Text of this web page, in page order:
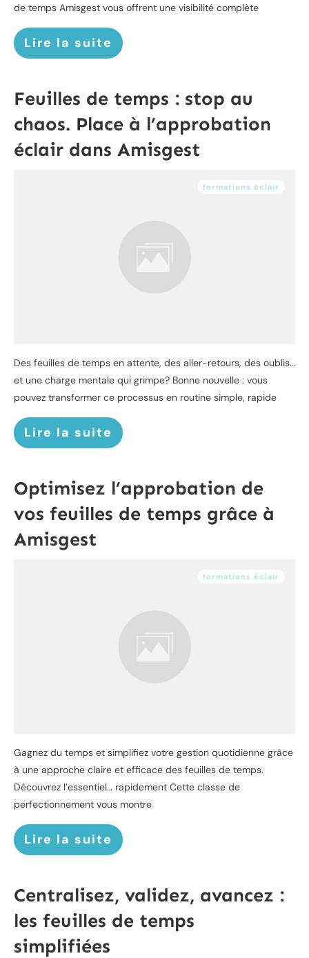
de temps Amisgest vous offrent une visibilité complète
Lire la suite
Feuilles de temps : stop au
chaos. Place à l’approbation
éclair dans Amisgest
formations éclair
Des feuilles de temps en attente, des aller-retours, des oublis…
et une charge mentale qui grimpe? Bonne nouvelle : vous
pouvez transformer ce processus en routine simple, rapide
Lire la suite
Optimisez l’approbation de
vos feuilles de temps grâce à
Amisgest
formations éclair
Gagnez du temps et simplifiez votre gestion quotidienne grâce
à une approche claire et efficace des feuilles de temps.
Découvrez l’essentiel… rapidement Cette classe de
perfectionnement vous montre
Lire la suite
Centralisez, validez, avancez :
les feuilles de temps
simplifiées